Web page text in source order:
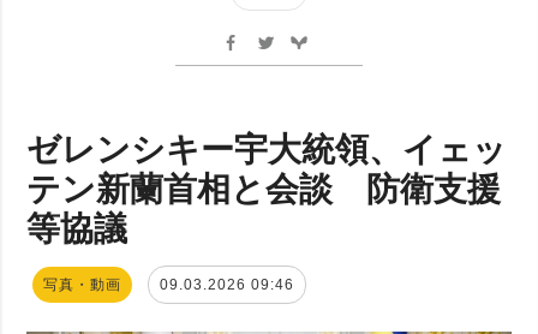
ゼレンシキー宇大統領、イェッ
テン新蘭首相と会談 防衛支援
等協議
写真・動画 09.03.2026 09:46